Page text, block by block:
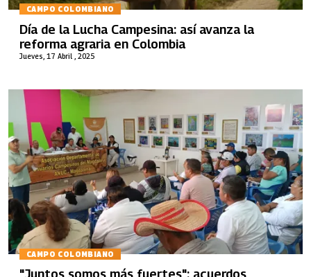
CAMPO COLOMBIANO
Jueves, 17 Abril , 2025
Día de la Lucha Campesina: así avanza la
reforma agraria en Colombia
CAMPO COLOMBIANO
"Juntos somos más fuertes": acuerdos